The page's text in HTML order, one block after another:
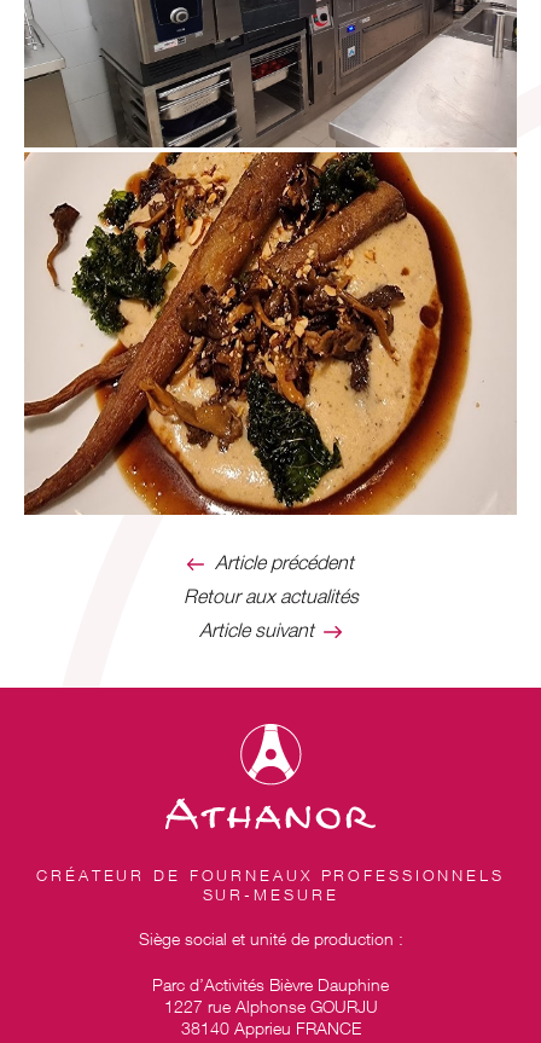
Article précédent
Retour aux actualités
Article suivant
CRÉATEUR DE FOURNEAUX PROFESSIONNELS
SUR-MESURE
Siège social et unité de production :
Parc d’Activités Bièvre Dauphine
1227 rue Alphonse GOURJU
38140 Apprieu FRANCE